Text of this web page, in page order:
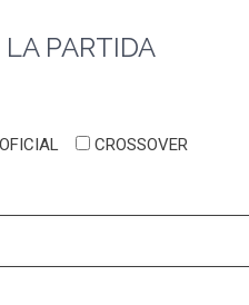
PARTIDA
CROSSOVER